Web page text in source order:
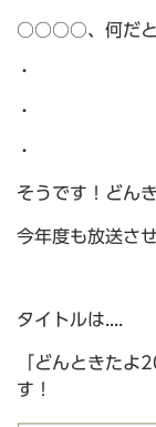
○○○○、何だと
・
・
・
そうです！どん
今年度も放送さ
タイトルは....
「どんときたよ
す！